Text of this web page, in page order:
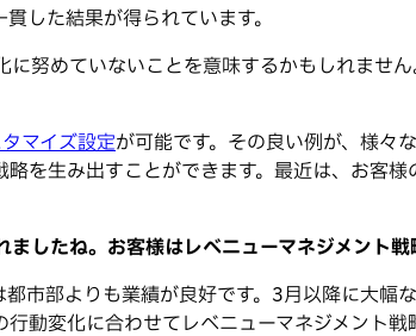
した結果が得られています。
努めていないことを意味するかもしれませ
マイズ設定が可能です。その良い例が、様々
を生み出すことができます。最近は、お客様
したね。お客様はレベニューマネジメント
市部よりも業績が良好です。3月以降に大
動変化に合わせてレベニューマネジメント